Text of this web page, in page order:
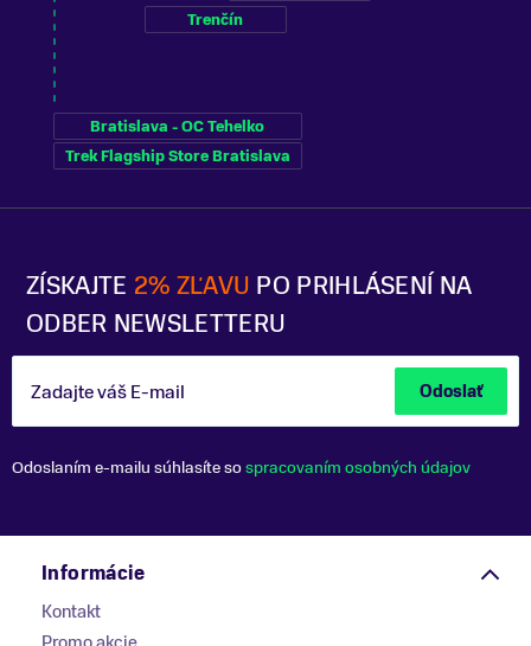
ZÍSKAJTE 2% ZĽAVU PO PRIHLÁSENÍ NA
ODBER NEWSLETTERU
Zadajte váš E-mail Odoslať
Odoslaním e-mailu súhlasíte sospracovaním osobných údajov
Bratislava - OC Tehelko
Trek Flagship Store Bratislava
Trenčín
Informácie
Kontakt